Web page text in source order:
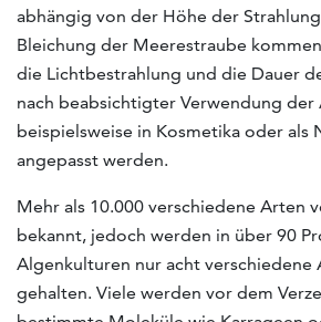
abhängig von der Höhe der
Bleichung der Meerestraube
die Lichtbestrahlung und die Dauer
nach beabsichtigter Verwendung der
beispielsweise in Kosmetika oder als
angepasst werden.
Mehr als 10.000 verschiedene Arten
bekannt, jedoch werden in über 90
Algenkulturen nur acht verschiedene
gehalten. Viele werden vor dem